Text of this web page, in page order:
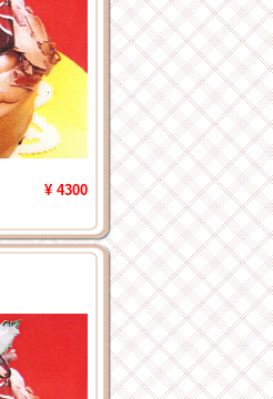
¥ 4300